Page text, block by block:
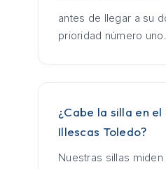
antes de llegar a su
prioridad número uno.
¿Cabe la silla en
Illescas Toledo?
Nuestras sillas